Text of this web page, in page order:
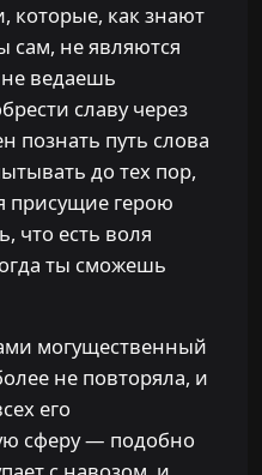
которые, как знают
сам, не являются
ведаешь
славу через
познать путь слова
до тех пор,
присущие герою
что есть воля
ты сможешь
могущественный
не повторяла, и
его
сферу — подобно